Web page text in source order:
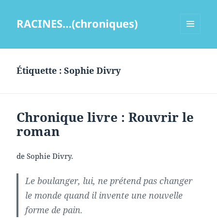
RACINES…(chroniques)
Étiquette :Sophie Divry
Chronique livre : Rouvrir le
roman
de Sophie Divry.
Le boulanger, lui, ne prétend pas changer
le monde quand il invente une nouvelle
forme de pain.